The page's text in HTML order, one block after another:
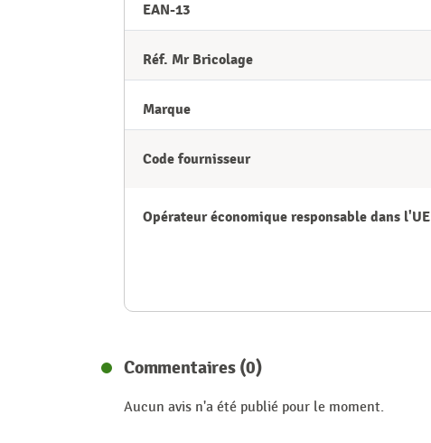
EAN-13
Réf. Mr Bricolage
Marque
Code fournisseur
Opérateur économique responsable dans l'UE
Commentaires (0)
Aucun avis n'a été publié pour le moment.